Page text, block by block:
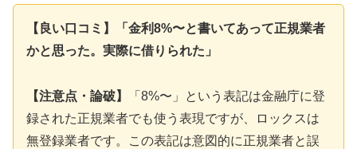
【良い口コミ】「金利8%〜と書いてあって正規業者
かと思った。実際に借りられた」
【注意点・論破】
「8%〜」という表記は金融庁に登
録された正規業者でも使う表現ですが、ロックスは
無登録業者です。この表記は意図的に正規業者と誤